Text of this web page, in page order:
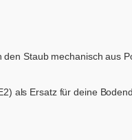
Staub mechanisch aus
als Ersatz für deine